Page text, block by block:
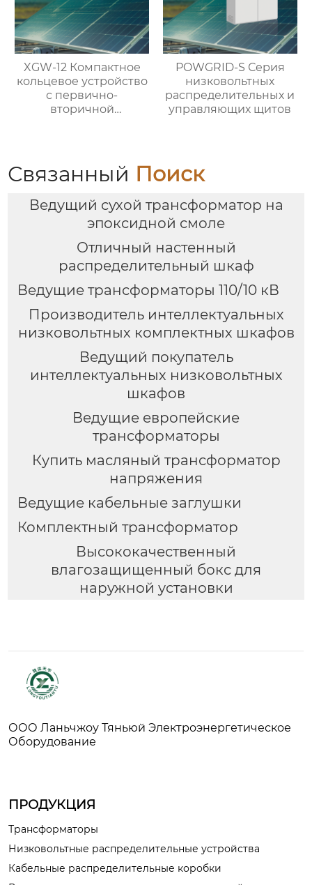
XGW-12 Компактное
кольцевое устройство
с первично-
вторичной
POWGRID-S Серия
низковольтных
распределительных и
управляющих щитов
Связанный Поиск
Ведущий сухой трансформатор на
эпоксидной смоле
Отличный настенный
распределительный шкаф
Ведущие трансформаторы 110/10 кВ
Производитель интеллектуальных
низковольтных комплектных шкафов
Ведущий покупатель
интеллектуальных низковольтных
шкафов
Ведущие европейские
трансформаторы
Купить масляный трансформатор
напряжения
Ведущие кабельные заглушки
Комплектный трансформатор
Высококачественный
влагозащищенный бокс для
наружной установки
ООО Ланьчжоу Тяньюй Электроэнергетическое
Оборудование
ПРОДУКЦИЯ
Трансформаторы
Низковольтные распределительные устройства
Кабельные распределительные коробки